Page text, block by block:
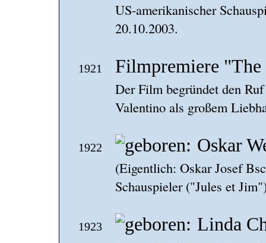
US-amerikanischer
20.10.2003.
1921 Filmpremiere
Der Film begründet den
Valentino als großem
1922 Oskar
(Eigentlich: Oskar Josef
Schauspieler ("Jules et
1923 Linda